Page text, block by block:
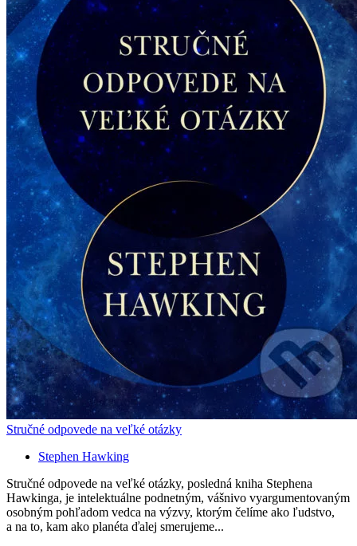
Stručné odpovede na veľké otázky
Stephen Hawking
Stručné odpovede na veľké otázky, posledná kniha Stephena
Hawkinga, je intelektuálne podnetným, vášnivo vyargumentovaným
osobným pohľadom vedca na výzvy, ktorým čelíme ako ľudstvo,
a na to, kam ako planéta ďalej smerujeme...